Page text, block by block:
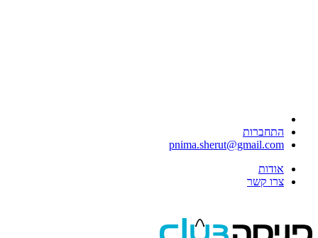
התחברות
pnima.sherut@gmail.com
אודות
צרו קשר